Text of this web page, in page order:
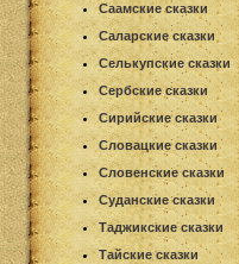
Саамские сказки
Саларские сказки
Селькупские сказки
Сербские сказки
Сирийские сказки
Словацкие сказки
Словенские сказки
Суданские сказки
Таджикские сказки
Тайские сказки